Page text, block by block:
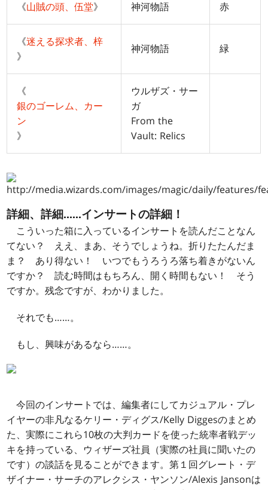
《山賊の頭、伍堂》 神河物語 赤
《迷える探求者、梓
》
神河物語 緑
《
銀のゴーレム、カー
ン
》
ウルザズ・サー
ガ
From the
Vault: Relics
詳細、詳細……インサートの詳細！
こういった箱に入っているインサートを読んだことなん
てない？ ええ、まあ、そうでしょうね。折りたたんだま
ま？ あり得ない！ いつでもうろうろ落ち着きがないん
ですか？ 読む時間はもちろん、開く時間もない！ そう
ですか。残念ですが、わかりました。
それでも……。
もし、興味があるなら……。
今回のインサートでは、編集者にしてカジュアル・プレ
イヤーの非凡なるケリー・ディグス/Kelly Diggesのまとめ
た、実際にこれら10枚の大判カードを使った統率者戦デッ
キを持っている、ウィザーズ社員（実際の社員に聞いたの
です）の談話を見ることができます。第１回グレート・デ
ザイナー・サーチのアレクシス・ヤンソン/Alexis Jansonは